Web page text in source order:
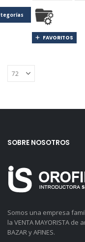
FAVORITOS
SOBRE NOSOTROS
Somos una empresa
la VENTA MAYORISTA de
BAZAR y AFINES.